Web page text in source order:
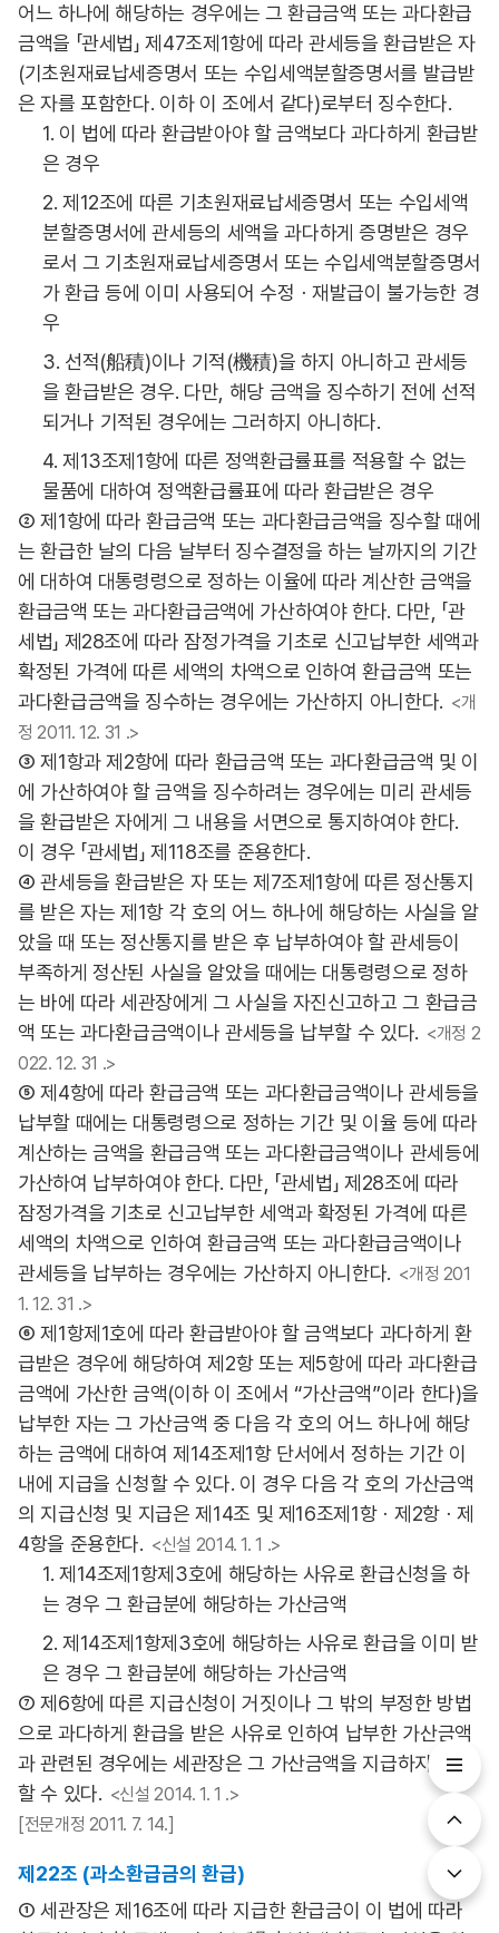
어느 하나에 해당하는 경우에는 그 환급금액 또는 과다환급
금액을 「관세법」 제47조제1항에 따라 관세등을 환급받은 자
(기초원재료납세증명서 또는 수입세액분할증명서를 발급받
은 자를 포함한다. 이하 이 조에서 같다)로부터 징수한다.
1. 이 법에 따라 환급받아야 할 금액보다 과다하게 환급받
은 경우
2. 제12조에 따른 기초원재료납세증명서 또는 수입세액
분할증명서에 관세등의 세액을 과다하게 증명받은 경우
로서 그 기초원재료납세증명서 또는 수입세액분할증명서
가 환급 등에 이미 사용되어 수정ㆍ재발급이 불가능한 경
우
3. 선적(船積)이나 기적(機積)을 하지 아니하고 관세등
을 환급받은 경우. 다만, 해당 금액을 징수하기 전에 선적
되거나 기적된 경우에는 그러하지 아니하다.
4. 제13조제1항에 따른 정액환급률표를 적용할 수 없는
물품에 대하여 정액환급률표에 따라 환급받은 경우
② 제1항에 따라 환급금액 또는 과다환급금액을 징수할 때에
는 환급한 날의 다음 날부터 징수결정을 하는 날까지의 기간
에 대하여 대통령령으로 정하는 이율에 따라 계산한 금액을
환급금액 또는 과다환급금액에 가산하여야 한다. 다만, 「관
세법」 제28조에 따라 잠정가격을 기초로 신고납부한 세액과
확정된 가격에 따른 세액의 차액으로 인하여 환급금액 또는
과다환급금액을 징수하는 경우에는 가산하지 아니한다. <개
정 2011. 12. 31 .>
③ 제1항과 제2항에 따라 환급금액 또는 과다환급금액 및 이
에 가산하여야 할 금액을 징수하려는 경우에는 미리 관세등
을 환급받은 자에게 그 내용을 서면으로 통지하여야 한다.
이 경우 「관세법」 제118조를 준용한다.
④ 관세등을 환급받은 자 또는 제7조제1항에 따른 정산통지
를 받은 자는 제1항 각 호의 어느 하나에 해당하는 사실을 알
았을 때 또는 정산통지를 받은 후 납부하여야 할 관세등이
부족하게 정산된 사실을 알았을 때에는 대통령령으로 정하
는 바에 따라 세관장에게 그 사실을 자진신고하고 그 환급금
액 또는 과다환급금액이나 관세등을 납부할 수 있다. <개정 2
022. 12. 31 .>
⑤ 제4항에 따라 환급금액 또는 과다환급금액이나 관세등을
납부할 때에는 대통령령으로 정하는 기간 및 이율 등에 따라
계산하는 금액을 환급금액 또는 과다환급금액이나 관세등에
가산하여 납부하여야 한다. 다만, 「관세법」 제28조에 따라
잠정가격을 기초로 신고납부한 세액과 확정된 가격에 따른
세액의 차액으로 인하여 환급금액 또는 과다환급금액이나
관세등을 납부하는 경우에는 가산하지 아니한다. <개정 201
1. 12. 31 .>
⑥ 제1항제1호에 따라 환급받아야 할 금액보다 과다하게 환
급받은 경우에 해당하여 제2항 또는 제5항에 따라 과다환급
금액에 가산한 금액(이하 이 조에서 “가산금액”이라 한다)을
납부한 자는 그 가산금액 중 다음 각 호의 어느 하나에 해당
하는 금액에 대하여 제14조제1항 단서에서 정하는 기간 이
내에 지급을 신청할 수 있다. 이 경우 다음 각 호의 가산금액
의 지급신청 및 지급은 제14조 및 제16조제1항ㆍ제2항ㆍ제
4항을 준용한다. <신설 2014. 1. 1 .>
1. 제14조제1항제3호에 해당하는 사유로 환급신청을 하
는 경우 그 환급분에 해당하는 가산금액
2. 제14조제1항제3호에 해당하는 사유로 환급을 이미 받
은 경우 그 환급분에 해당하는 가산금액
⑦ 제6항에 따른 지급신청이 거짓이나 그 밖의 부정한 방법
으로 과다하게 환급을 받은 사유로 인하여 납부한 가산금액
과 관련된 경우에는 세관장은 그 가산금액을 지급하지 아니
할 수 있다. <신설 2014. 1. 1 .>
[전문개정 2011. 7. 14.]
제22조 (과소환급금의 환급)
① 세관장은 제16조에 따라 지급한 환급금이 이 법에 따라